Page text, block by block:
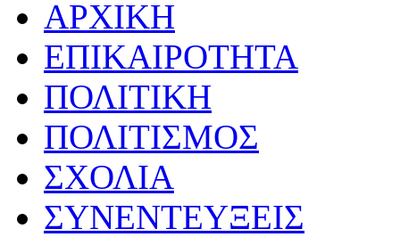
ΑΡΧΙΚΗ
ΕΠΙΚΑΙΡΟΤΗΤΑ
ΠΟΛΙΤΙΚΗ
ΠΟΛΙΤΙΣΜΟΣ
ΣΧΟΛΙΑ
ΣΥΝΕΝΤΕΥΞΕΙΣ